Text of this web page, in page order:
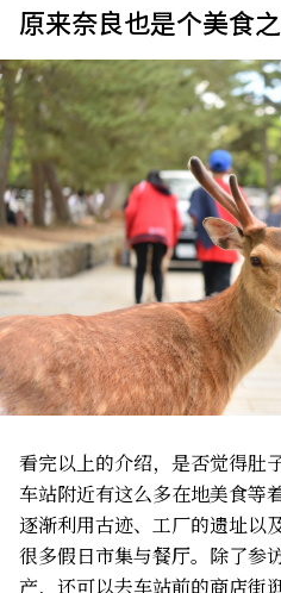
原来奈良也是个美食之
看完以上的介绍，是否觉得肚
车站附近有这么多在地美食等
逐渐利用古迹、工厂的遗址以
很多假日市集与餐厅。除了参
产，还可以去车站前的商店街